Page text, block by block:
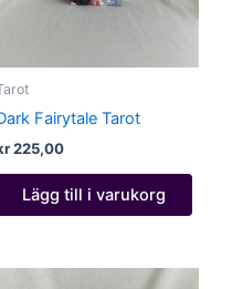
Fairytale Tarot
225,00
Lägg till i varukorg